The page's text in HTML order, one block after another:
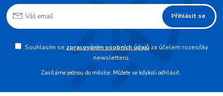
Přihlásit se
Souhlasím se zpracováním osobních údajůza účelem rozesílky
newsletteru.
Zasíláme jednou do měsíce. Můžete se kdykoli odhlásit.